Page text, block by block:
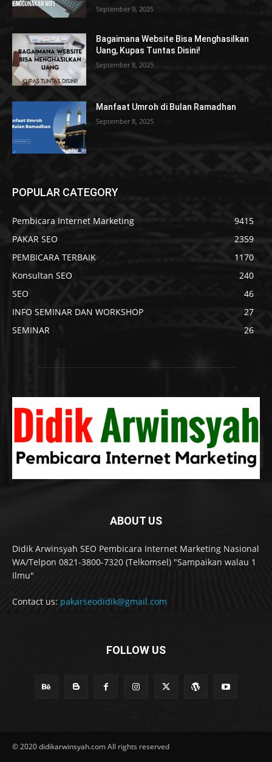
September 9, 2025
Bagaimana Website Bisa Menghasilkan
Uang, Kupas Tuntas Disini!
September 8, 2025
Manfaat Umroh di Bulan Ramadhan
September 8, 2025
POPULAR CATEGORY
Pembicara Internet Marketing
9415
PAKAR SEO
2359
PEMBICARA TERBAIK
1170
Konsultan SEO
240
SEO
46
INFO SEMINAR DAN WORKSHOP
27
SEMINAR
26
ABOUT US
Didik Arwinsyah SEO Pembicara Internet Marketing Nasional
WA/Telpon 0821-3800-7320 (Telkomsel) "Sampaikan walau 1
Ilmu"
Contact us: pakarseodidik@gmail.com
FOLLOW US
© 2020 didikarwinsyah.com All rights reserved